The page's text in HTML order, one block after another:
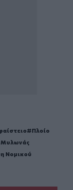
Πλοίο
Μυλωνάς
Νομικού